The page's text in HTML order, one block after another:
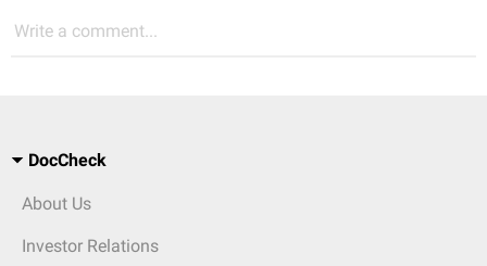
Write a comment...
DocCheck
About Us
Investor Relations